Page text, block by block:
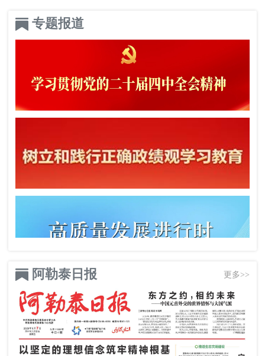
专题报道
阿勒泰日报 更多>>